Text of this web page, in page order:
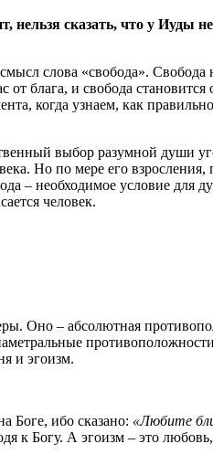
нельзя сказать, что у
слова «свобода». Свобода
блага, и свобода становится
когда узнаем, как
выбор разумной души
Но по мере его
– необходимое условие для
человек.
Оно – абсолютная
и эгоизм.
Боге, ибо сказано: «Любите
к Богу. А эгоизм – это